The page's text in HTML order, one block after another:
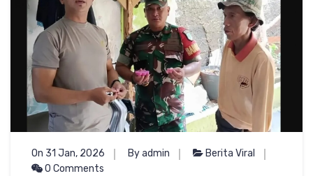
On 31 Jan, 2026 By admin
Berita Viral
0 Comments